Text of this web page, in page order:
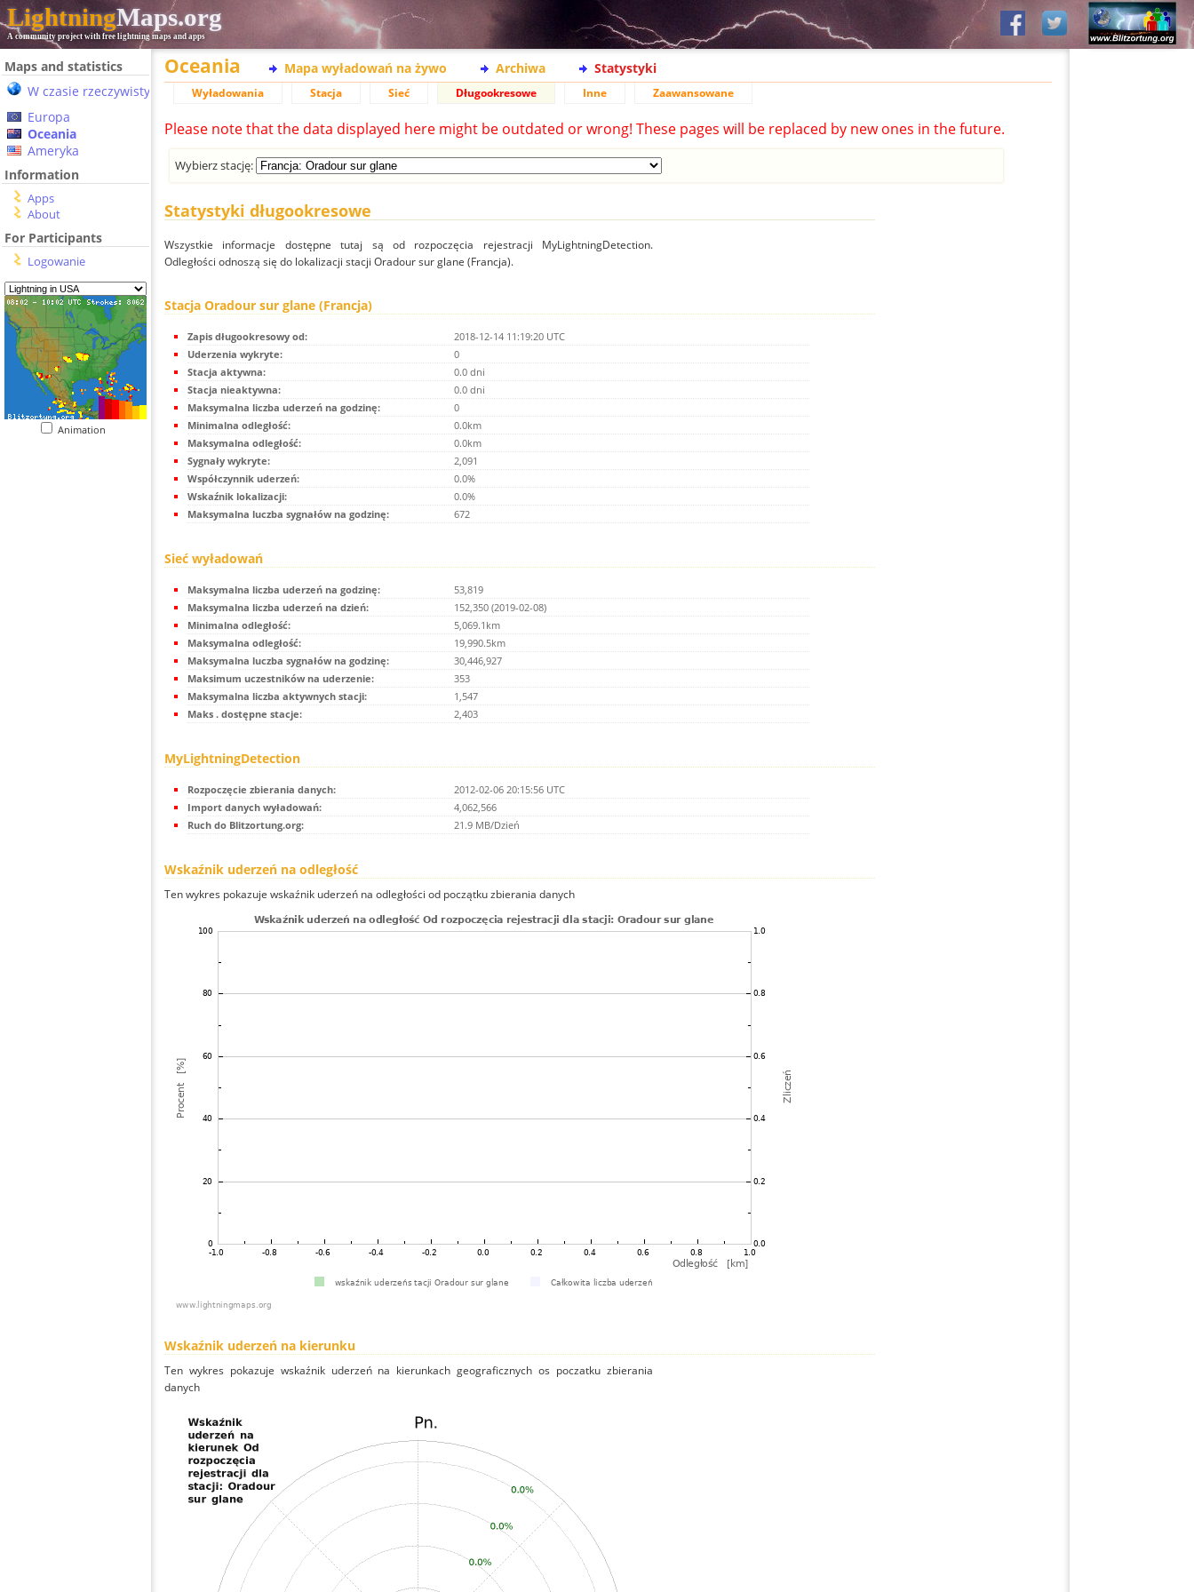
LightningMaps.org
A community project with free lightning maps and apps
Maps and statistics
W czasie rzeczywistym
Europa
Oceania
Ameryka
Information
Apps
About
For Participants
Logowanie
Animation
Oceania Mapa wyładowań na żywo Archiwa Statystyki
Wyładowania Stacja Sieć Długookresowe Inne Zaawansowane
Please note that the data displayed here might be outdated or wrong! These pages will be replaced by new ones in the future.
Wybierz stację:
Statystyki długookresowe
Wszystkie informacje dostępne tutaj są od rozpoczęcia rejestracji MyLightningDetection.
Odległości odnoszą się do lokalizacji stacji Oradour sur glane (Francja).
Stacja Oradour sur glane (Francja)
Zapis długookresowy od:
2018-12-14 11:19:20 UTC
Uderzenia wykryte:
0
Stacja aktywna:
0.0 dni
Stacja nieaktywna:
0.0 dni
Maksymalna liczba uderzeń na godzinę:
0
Minimalna odległość:
0.0km
Maksymalna odległość:
0.0km
Sygnały wykryte:
2,091
Współczynnik uderzeń:
0.0%
Wskaźnik lokalizacji:
0.0%
Maksymalna luczba sygnałów na godzinę:
672
Sieć wyładowań
Maksymalna liczba uderzeń na godzinę:
53,819
Maksymalna liczba uderzeń na dzień:
152,350 (2019-02-08)
Minimalna odległość:
5,069.1km
Maksymalna odległość:
19,990.5km
Maksymalna luczba sygnałów na godzinę:
30,446,927
Maksimum uczestników na uderzenie:
353
Maksymalna liczba aktywnych stacji:
1,547
Maks . dostępne stacje:
2,403
MyLightningDetection
Rozpoczęcie zbierania danych:
2012-02-06 20:15:56 UTC
Import danych wyładowań:
4,062,566
Ruch do Blitzortung.org:
21.9 MB/Dzień
Wskaźnik uderzeń na odległość
Ten wykres pokazuje wskaźnik uderzeń na odległości od początku zbierania danych
Wskaźnik uderzeń na kierunku
Ten wykres pokazuje wskaźnik uderzeń na kierunkach geograficznych os poczatku zbierania
danych